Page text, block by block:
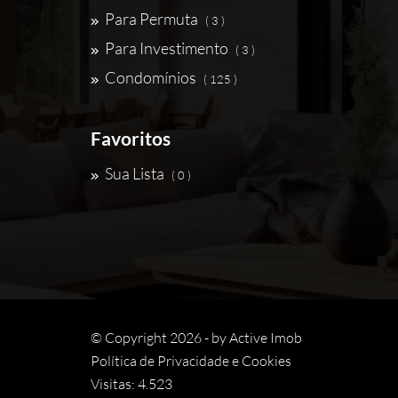
Para Permuta ( 3 )
Para Investimento ( 3 )
Condomínios ( 125 )
Favoritos
Sua Lista ( 0 )
© Copyright 2026 - byActive Imob
Política de Privacidade e Cookies
Visitas: 4.523